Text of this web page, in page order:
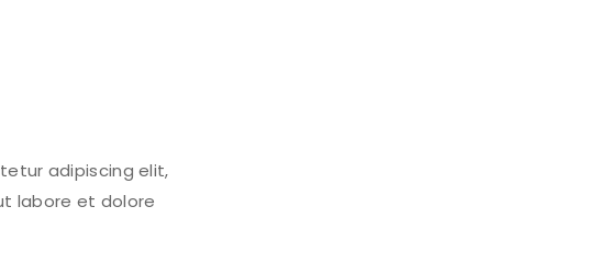
adipiscing elit,
labore et dolore